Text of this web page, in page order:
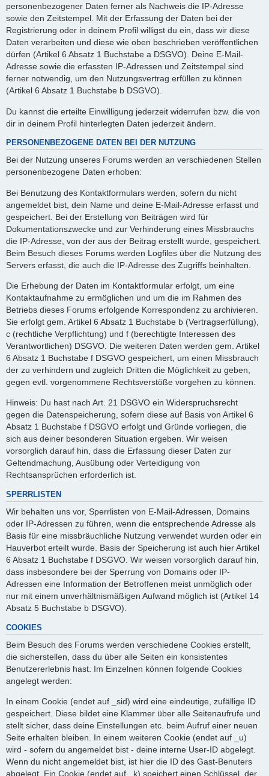
personenbezogener Daten ferner als Nachweis die IP-Adresse
sowie den Zeitstempel. Mit der Erfassung der Daten bei der
Registrierung oder in deinem Profil willigst du ein, dass wir diese
Daten verarbeiten und diese wie oben beschrieben veröffentlichen
dürfen (Artikel 6 Absatz 1 Buchstabe a DSGVO). Deine E-Mail-
Adresse sowie die erfassten IP-Adressen und Zeitstempel sind
ferner notwendig, um den Nutzungsvertrag erfüllen zu können
(Artikel 6 Absatz 1 Buchstabe b DSGVO).
Du kannst die erteilte Einwilligung jederzeit widerrufen bzw. die von
dir in deinem Profil hinterlegten Daten jederzeit ändern.
PERSONENBEZOGENE DATEN BEI DER NUTZUNG
Bei der Nutzung unseres Forums werden an verschiedenen Stellen
personenbezogene Daten erhoben:
Bei Benutzung des Kontaktformulars werden, sofern du nicht
angemeldet bist, dein Name und deine E-Mail-Adresse erfasst und
gespeichert. Bei der Erstellung von Beiträgen wird für
Dokumentationszwecke und zur Verhinderung eines Missbrauchs
die IP-Adresse, von der aus der Beitrag erstellt wurde, gespeichert.
Beim Besuch dieses Forums werden Logfiles über die Nutzung des
Servers erfasst, die auch die IP-Adresse des Zugriffs beinhalten.
Die Erhebung der Daten im Kontaktformular erfolgt, um eine
Kontaktaufnahme zu ermöglichen und um die im Rahmen des
Betriebs dieses Forums erfolgende Korrespondenz zu archivieren.
Sie erfolgt gem. Artikel 6 Absatz 1 Buchstabe b (Vertragserfüllung),
c (rechtliche Verpflichtung) und f (berechtigte Interessen des
Verantwortlichen) DSGVO. Die weiteren Daten werden gem. Artikel
6 Absatz 1 Buchstabe f DSGVO gespeichert, um einen Missbrauch
der zu verhindern und zugleich Dritten die Möglichkeit zu geben,
gegen evtl. vorgenommene Rechtsverstöße vorgehen zu können.
Hinweis: Du hast nach Art. 21 DSGVO ein Widerspruchsrecht
gegen die Datenspeicherung, sofern diese auf Basis von Artikel 6
Absatz 1 Buchstabe f DSGVO erfolgt und Gründe vorliegen, die
sich aus deiner besonderen Situation ergeben. Wir weisen
vorsorglich darauf hin, dass die Erfassung dieser Daten zur
Geltendmachung, Ausübung oder Verteidigung von
Rechtsansprüchen erforderlich ist.
SPERRLISTEN
Wir behalten uns vor, Sperrlisten von E-Mail-Adressen, Domains
oder IP-Adressen zu führen, wenn die entsprechende Adresse als
Basis für eine missbräuchliche Nutzung verwendet wurden oder ein
Hauverbot erteilt wurde. Basis der Speicherung ist auch hier Artikel
6 Absatz 1 Buchstabe f DSGVO. Wir weisen vorsorglich darauf hin,
dass insbesondere bei der Sperrung von Domains oder IP-
Adressen eine Information der Betroffenen meist unmöglich oder
nur mit einem unverhältnismäßigen Aufwand möglich ist (Artikel 14
Absatz 5 Buchstabe b DSGVO).
COOKIES
Beim Besuch des Forums werden verschiedene Cookies erstellt,
die sicherstellen, dass du über alle Seiten ein konsistentes
Benutzererlebnis hast. Im Einzelnen können folgende Cookies
angelegt werden:
In einem Cookie (endet auf _sid) wird eine eindeutige, zufällige ID
gespeichert. Diese bildet eine Klammer über alle Seitenaufrufe und
stellt sicher, dass deine Einstellungen etc. beim Aufruf einer neuen
Seite erhalten bleiben. In einem weiteren Cookie (endet auf _u)
wird - sofern du angemeldet bist - deine interne User-ID abgelegt.
Wenn du nicht angemeldet bist, ist hier die ID des Gast-Benuters
abgelegt. Ein Cookie (endet auf _k) speichert einen Schlüssel, der